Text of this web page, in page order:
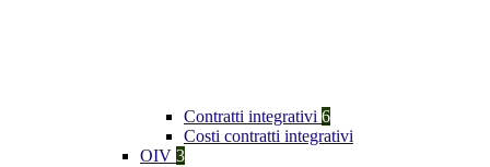
Contratti integrativi 6
Costi contratti integrativi
OIV 3